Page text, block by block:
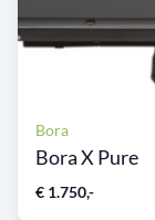
Bora
Bora X Pure
€ 1.750,-